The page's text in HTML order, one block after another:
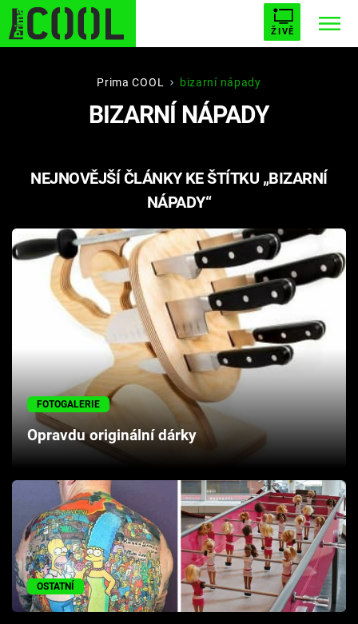
ŽIVĚ
STARHOUSE BUFFY, PŘEMOŽITELKA UPÍRŮ
PLNEJ KOTEL AVENGERS 5
Filmy
Seriály
Cool Esport
Pořady
TV Program
Sledujte prima+
Přihlášení
Sledujte nás
Prima COOL bizarní nápady
BIZARNÍ NÁPADY
NEJNOVĚJŠÍ ČLÁNKY KE ŠTÍTKU „BIZARNÍ
NÁPADY“
FOTOGALERIE
Opravdu originální dárky
OSTATNÍ